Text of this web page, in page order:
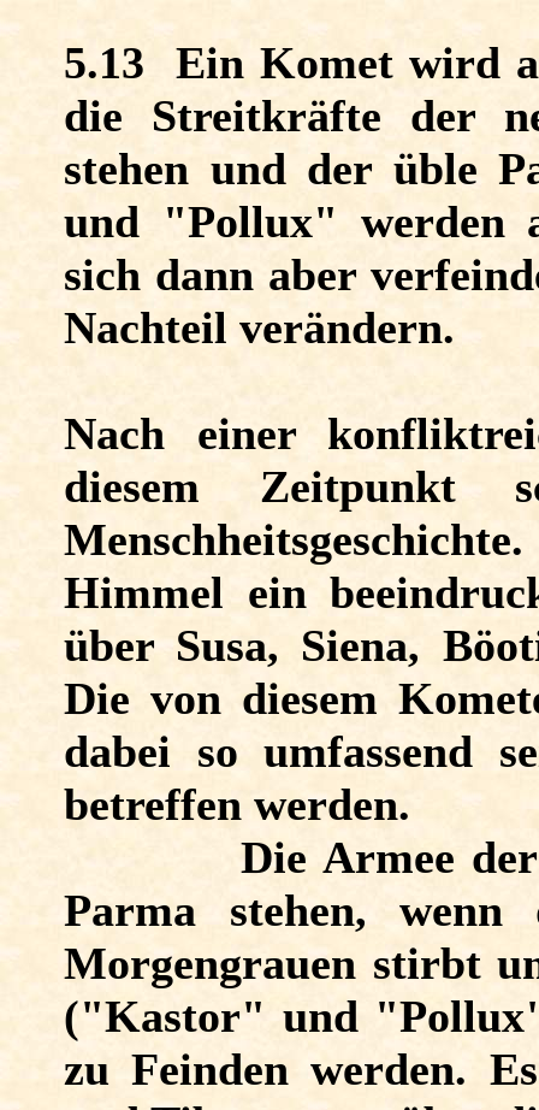
5.13
Ein Komet wird
die Streitkräfte der
stehen und der üble
und "Pollux" werden
sich dann aber
Nachteil verändern.
Nach einer
diesem Zeitpunkt
Himmel ein
über Susa, Siena,
Die von diesem
dabei so umfassend
betreffen werden.
Die Armee
Parma stehen,
Morgengrauen stirbt
("Kastor" und
zu Feinden werden.